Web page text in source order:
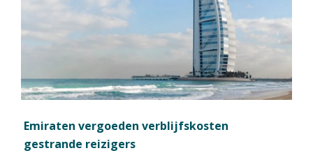
Emiraten vergoeden verblijfskosten
gestrande reizigers